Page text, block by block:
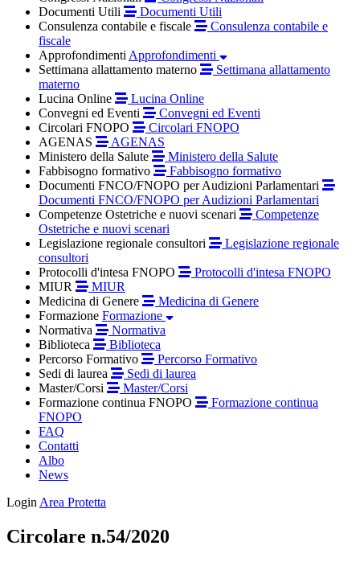
Documenti Utili
Documenti Utili
Consulenza contabile e fiscale
Consulenza contabile e
fiscale
Approfondimenti Approfondimenti
Settimana allattamento materno
Settimana allattamento
materno
Lucina Online
Lucina Online
Convegni ed Eventi
Convegni ed Eventi
Circolari FNOPO
Circolari FNOPO
AGENAS
AGENAS
Ministero della Salute
Ministero della Salute
Fabbisogno formativo
Fabbisogno formativo
Documenti FNCO/FNOPO per Audizioni Parlamentari
Documenti FNCO/FNOPO per Audizioni Parlamentari
Competenze Ostetriche e nuovi scenari
Competenze
Ostetriche e nuovi scenari
Legislazione regionale consultori
Legislazione regionale
consultori
Protocolli d'intesa FNOPO
Protocolli d'intesa FNOPO
MIUR
MIUR
Medicina di Genere
Medicina di Genere
Formazione Formazione
Normativa
Normativa
Biblioteca
Biblioteca
Percorso Formativo
Percorso Formativo
Sedi di laurea
Sedi di laurea
Master/Corsi
Master/Corsi
Formazione continua FNOPO
Formazione continua
FNOPO
FAQ
Contatti
Albo
News
Login Area Protetta
Circolare n.54/2020